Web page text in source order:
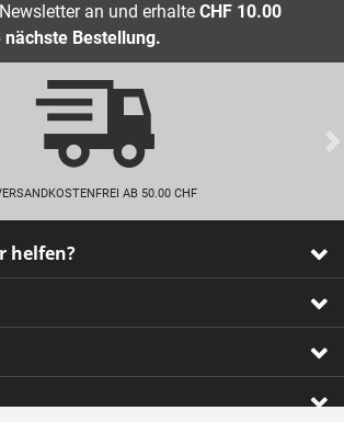
an und erhalte CHF 10.00
nächste Bestellung.
AB 50.00 CHF
helfen?